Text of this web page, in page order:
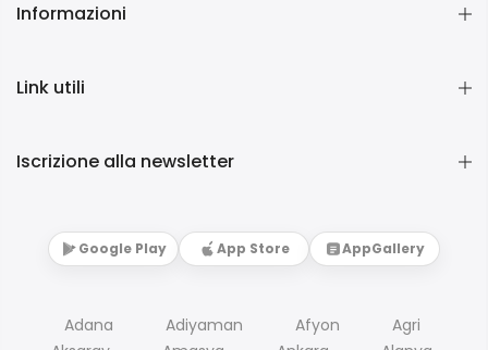
Informazioni
Link utili
Iscrizione alla newsletter
Google Play App Store AppGallery
Adana Adiyaman Afyon
Agri